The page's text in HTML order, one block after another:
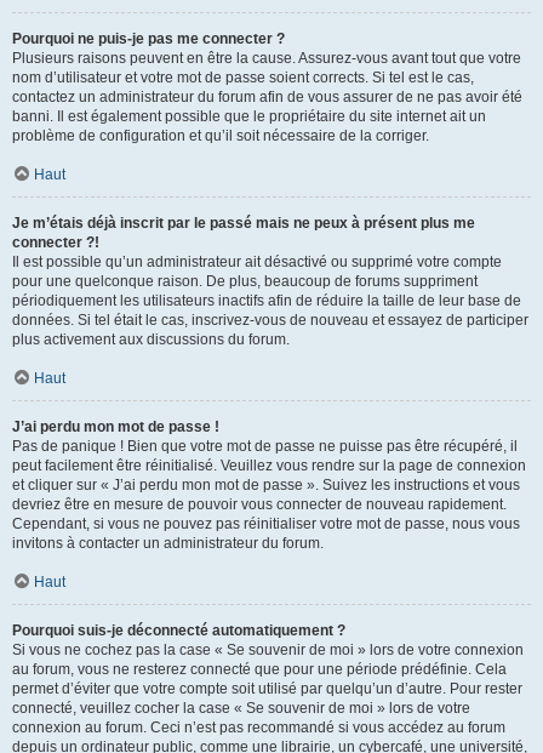
Pourquoi ne puis-je pas me connecter ?
Plusieurs raisons peuvent en être la cause. Assurez-vous avant tout que votre
nom d’utilisateur et votre mot de passe soient corrects. Si tel est le cas,
contactez un administrateur du forum afin de vous assurer de ne pas avoir été
banni. Il est également possible que le propriétaire du site internet ait un
problème de configuration et qu’il soit nécessaire de la corriger.
Haut
Je m’étais déjà inscrit par le passé mais ne peux à présent plus me
connecter ?!
Il est possible qu’un administrateur ait désactivé ou supprimé votre compte
pour une quelconque raison. De plus, beaucoup de forums suppriment
périodiquement les utilisateurs inactifs afin de réduire la taille de leur base de
données. Si tel était le cas, inscrivez-vous de nouveau et essayez de participer
plus activement aux discussions du forum.
Haut
J’ai perdu mon mot de passe !
Pas de panique ! Bien que votre mot de passe ne puisse pas être récupéré, il
peut facilement être réinitialisé. Veuillez vous rendre sur la page de connexion
et cliquer sur « J’ai perdu mon mot de passe ». Suivez les instructions et vous
devriez être en mesure de pouvoir vous connecter de nouveau rapidement.
Cependant, si vous ne pouvez pas réinitialiser votre mot de passe, nous vous
invitons à contacter un administrateur du forum.
Haut
Pourquoi suis-je déconnecté automatiquement ?
Si vous ne cochez pas la case « Se souvenir de moi » lors de votre connexion
au forum, vous ne resterez connecté que pour une période prédéfinie. Cela
permet d’éviter que votre compte soit utilisé par quelqu’un d’autre. Pour rester
connecté, veuillez cocher la case « Se souvenir de moi » lors de votre
connexion au forum. Ceci n’est pas recommandé si vous accédez au forum
depuis un ordinateur public, comme une librairie, un cybercafé, une université,